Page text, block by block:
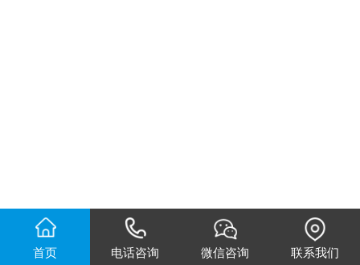
首页 电话咨询 微信咨询 联系我们